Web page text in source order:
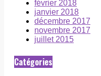
février 2018
janvier 2018
décembre 2017
novembre 2017
juillet 2015
Catégories